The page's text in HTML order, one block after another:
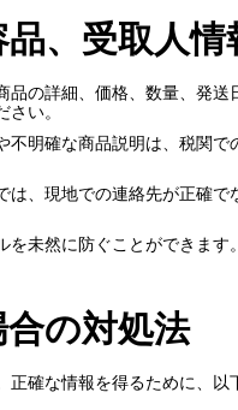
、受取人情
の詳細、価格、数量、発
い。
明確な商品説明は、税関で
、現地での連絡先が正確で
未然に防ぐことができます。
の対処法
確な情報を得るために、以